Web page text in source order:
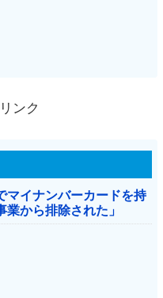
ンク
イナンバーカードを持
から排除された」